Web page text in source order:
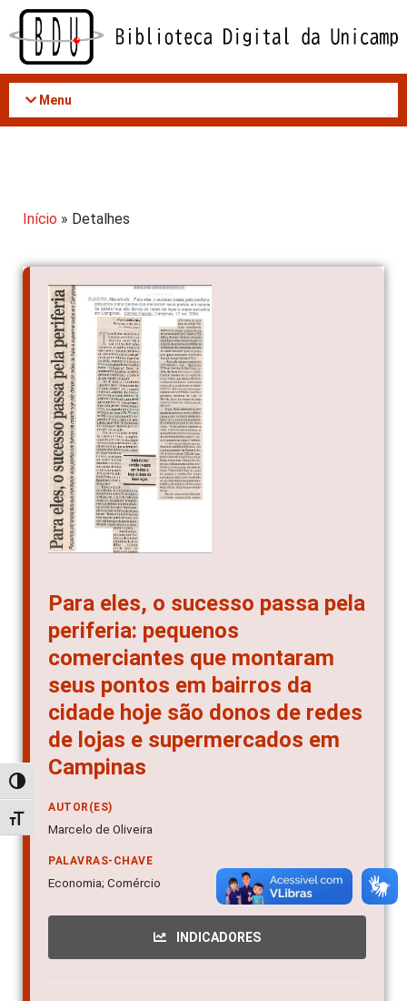
Acessar
conteúdo
Alternar alto contraste
Alternar tamanho da fonte
Menu
Início » Detalhes
Para eles, o sucesso passa pela
periferia: pequenos
comerciantes que montaram
seus pontos em bairros da
cidade hoje são donos de redes
de lojas e supermercados em
Campinas
AUTOR(ES)
Marcelo de Oliveira
PALAVRAS-CHAVE
Economia; Comércio
INDICADORES